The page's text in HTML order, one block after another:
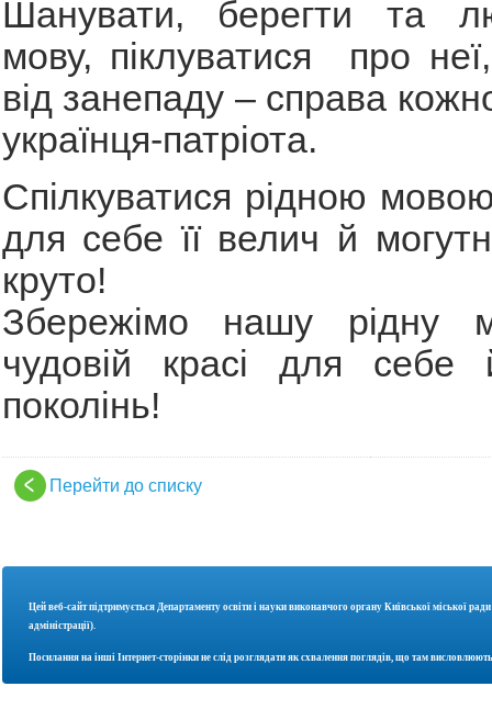
Шанувати, берегти та
мову, піклуватися про
від занепаду – справа
українця-патріота.
Спілкуватися рідною
для себе її велич й
круто!
Збережімо нашу рідну
чудовій красі для себе
поколінь!
Перейти до списку
Цей веб-сайт підтримується Департаменту освіти і науки виконавчого органу Київської міської
адміністрації).
Посилання на інші Інтернет-сторінки не слід розглядати як схвалення поглядів, що там